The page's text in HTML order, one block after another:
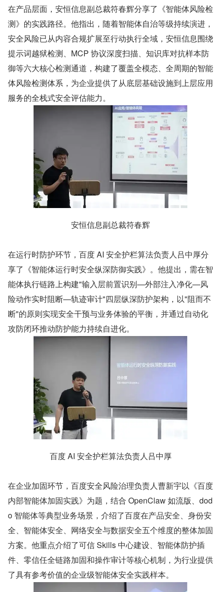
在产品层面，安恒信息副总裁符春辉分享了《智能体风险检
测》的实践路径。他指出，随着智能体自治等级持续演进，
安全风险已从内容合规扩展至行动执行全域，安恒信息围绕
提示词越狱检测、MCP 协议深度扫描、知识库对抗样本防
御等六大核心检测通道，构建了覆盖全模态、全周期的智能
体风险检测体系，为企业提供了从底层基础设施到上层应用
服务的全栈式安全评估能力。
安恒信息副总裁符春辉
在运行时防护环节，百度 AI 安全护栏算法负责人吕中厚分
享了《智能体运行时安全纵深防御实践》。他提出，需在智
能体执行链路上构建"输入层前置识别—外部注入净化—风
险动作实时阻断—轨迹审计"四层纵深防护架构，以"阻而不
断"的原则实现安全干预与业务体验的平衡，并通过自动化
攻防闭环推动防护能力持续自进化。
百度 AI 安全护栏算法负责人吕中厚
在企业加固环节，百度安全风险治理负责人曹新宇以《百度
内部智能体加固实践》为题，结合 OpenClaw 如流版、dod
o 智能体等典型业务场景，介绍了百度在产品安全、身份安
全、智能体安全、网络安全与数据安全五个维度的整体加固
方案。他重点介绍了可信 Skills 中心建设、智能体防护插
件、零信任全链路加固和操作审计等核心机制，为行业提供
了具有参考价值的企业级智能体安全实践样本。